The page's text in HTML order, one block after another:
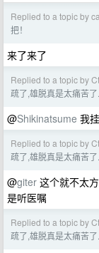
Replied to a topic by
把！
来了来了
Replied to a topic by
疏了,雄脱真是太痛苦了
@Shikinatsume 我
Replied to a topic by
疏了,雄脱真是太痛苦了
@giter 这个就不太
是听医嘱
Replied to a topic by
疏了,雄脱真是太痛苦了